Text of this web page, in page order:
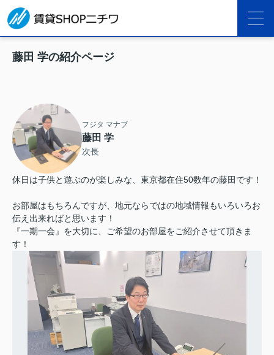
藤田 学の紹介ページ
フジタ マナブ
藤田 学
次長
休日は子供と遊ぶのが楽しみな、東京都在住50数年の藤田です！
お部屋はもちろんですが、地元ならではの地域情報もいろいろお
伝え出来ればと思います！
『一期一会』を大切に、ご希望のお部屋をご紹介させて頂きま
す！